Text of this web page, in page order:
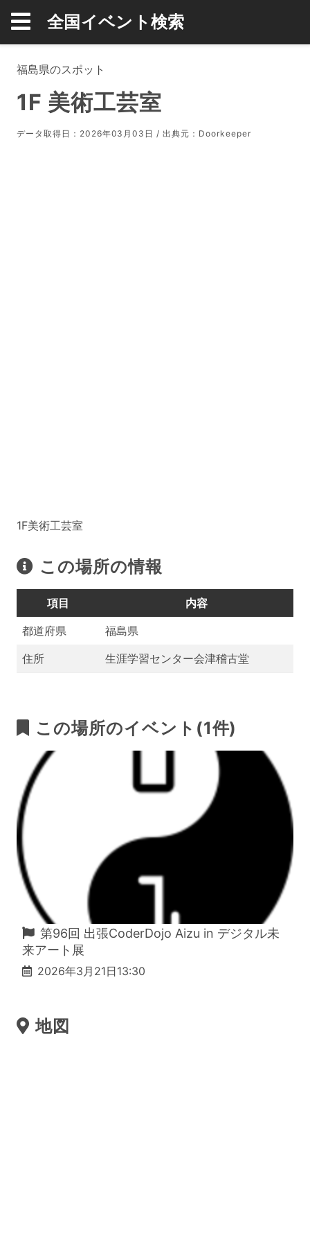
全国イベント検索
福島県のスポット
1F 美術工芸室
データ取得日：2026年03月03日 / 出典元： Doorkeeper
1F美術工芸室
この場所の情報
項目
内容
都道府県
福島県
住所
生涯学習センター会津稽古堂
この場所のイベント(1件)
第96回 出張CoderDojo Aizu in デジタル未
来アート展
2026年3月21日13:30
地図